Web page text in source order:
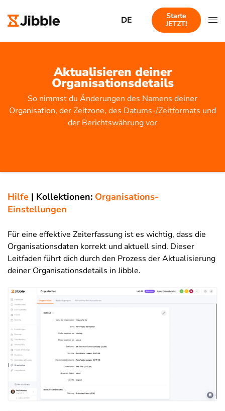
DE
Starte
JETZT!
Aktualisieren deiner
Organisationsdetails
So nimmst du Änderungen des Namens deiner
Organisation, der Zeitzone, des Datums-/Zeitformats und
der Berichtswährung vor
Hilfe | Kollektionen: Organisations-
Einstellungen
Für eine effektive Zeiterfassung ist es wichtig, dass die
Organisationsdaten korrekt und aktuell sind. Dieser
Leitfaden führt dich durch den Prozess der Aktualisierung
deiner Organisationsdetails in Jibble.